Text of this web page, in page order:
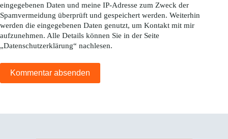
eingegebenen Daten und meine IP-Adresse zum Zweck der
Spamvermeidung überprüft und gespeichert werden. Weiterhin
werden die eingegebenen Daten genutzt, um Kontakt mit mir
aufzunehmen. Alle Details können Sie in der Seite
„Datenschutzerklärung“ nachlesen.
Kommentar absenden